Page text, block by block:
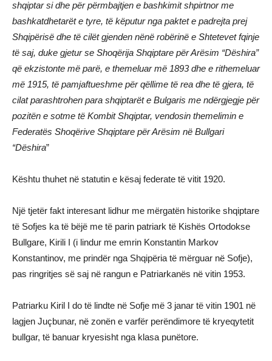
shqiptar si dhe për përmbajtjen e bashkimit shpirtnor me
bashkatdhetarët e tyre, të këputur nga paktet e padrejta prej
Shqipërisë dhe të cilët gjenden nënë robërinë e Shtetevet fqinje
të saj, duke gjetur se Shoqërija Shqiptare për Arësim “Dëshira”
që ekzistonte më parë, e themeluar më 1893 dhe e rithemeluar
më 1915, të pamjaftueshme për qëllime të rea dhe të gjera, të
cilat parashtrohen para shqiptarët e Bulgaris me ndërgjegje për
pozitën e sotme të Kombit Shqiptar, vendosin themelimin e
Federatës Shoqërive Shqiptare për Arësim në Bullgari
“Dëshira”
Kështu thuhet në statutin e kësaj federate të vitit 1920.
Një tjetër fakt interesant lidhur me mërgatën historike shqiptare
të Sofjes ka të bëjë me të parin patriark të Kishës Ortodokse
Bullgare, Kirili I (i lindur me emrin Konstantin Markov
Konstantinov, me prindër nga Shqipëria të mërguar në Sofje),
pas ringritjes së saj në rangun e Patriarkanës në vitin 1953.
Patriarku Kiril I do të lindte në Sofje më 3 janar të vitin 1901 në
lagjen Juçbunar, në zonën e varfër perëndimore të kryeqytetit
bullgar, të banuar kryesisht nga klasa punëtore.